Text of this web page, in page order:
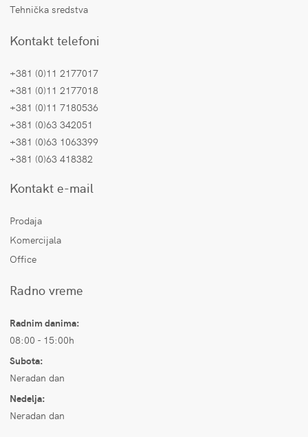
Tehnička sredstva
Kontakt telefoni
+381 (0)11 2177017
+381 (0)11 2177018
+381 (0)11 7180536
+381 (0)63 342051
+381 (0)63 1063399
+381 (0)63 418382
Kontakt e-mail
Prodaja
Komercijala
Office
Radno vreme
Radnim danima:
08:00 - 15:00h
Subota:
Neradan dan
Nedelja:
Neradan dan